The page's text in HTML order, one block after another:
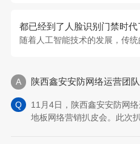
11月4日，陕西鑫安安防网
地板网络营销扒皮会。此次